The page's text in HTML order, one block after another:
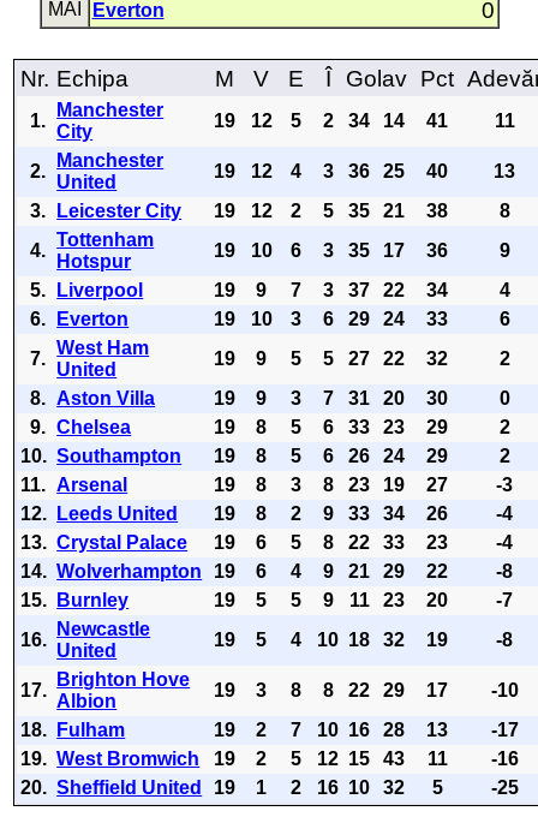
MAI Everton 0
Nr. Echipa M V E Î Golav Pct
1.
Manchester
City
19 12 5 2 34 14 41 11
2.
Manchester
United
19 12 4 3 36 25 40
13
3.
Leicester City 19 12 2 5 35 21 38
8
4.
Tottenham
Hotspur
19 10 6 3 35 17 36
9
5.
Liverpool 19 9 7 3 37 22 34
4
6.
Everton 19 10 3 6 29 24 33
6
7.
West Ham
United
19 9 5 5 27 22 32
2
8. Aston Villa 19 9 3 7 31 20 30
0
9. Chelsea 19 8 5 6 33 23 29
2
10. Southampton 19 8 5 6 26 24 29
2
11. Arsenal 19 8 3 8 23 19 27
-3
12.
Leeds United 19 8 2 9 33 34 26
-4
13. Crystal Palace 19 6 5 8 22 33 23
-4
14. Wolverhampton 19 6 4 9 21 29 22
-8
15.
Burnley 19 5 5 9 11 23 20
-7
16.
Newcastle
United
19 5 4 10 18 32 19 -8
17.
Brighton Hove
Albion
19 3 8 8 22 29 17
-10
18.
Fulham 19 2 7 10 16 28 13
-17
19. West Bromwich 19 2 5 12 15 43 11
-16
20. Sheffield United 19 1 2 16 10 32 5 -25